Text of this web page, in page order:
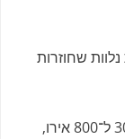
שחוזרות
פיקדון בכרטיס אשראי – בדרך כלל בין 300 ל־800 אירו,